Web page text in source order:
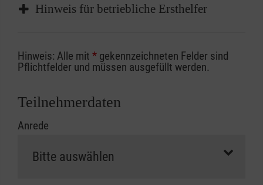
Hinweis für betriebliche Ersthelfer
Sofern Sie ein Kostenübernahmeverfahren
Ihrer Berufsgenossenschaft / Unfallkasse
Abrechnungsunterlagen spätestens zu
erfolgt eine Abrechnung der vollen Kursgebühr
Die notwendigen Formulare für die
Hinweis: Alle mit * gekennzeichneten Felder sind
Pflichtfelder und müssen ausgefüllt werden.
Teilnehmerdaten
Anrede